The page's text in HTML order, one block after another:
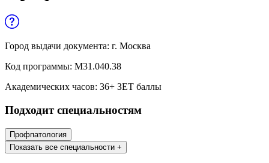
Образование и педагогические науки
Социология и социальная работа
и служащих
История и археология
Город выдачи документа: г. Москва
Код программы: М31.040.38
Академических часов: 36+ ЗЕТ баллы
Подходит специальностям
Профпатология
Показать все специальности +